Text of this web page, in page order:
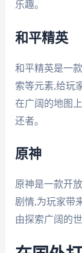
乐趣。
和平精英
和平精英是一
索等元素,给玩
在广阔的地图
还者。
原神
原神是一款开
剧情,为玩家带
由探索广阔的